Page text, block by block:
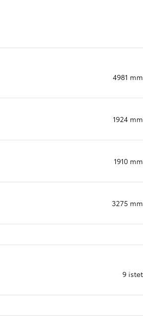
4981 mm
1924 mm
1910 mm
3275 mm
9 istet